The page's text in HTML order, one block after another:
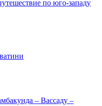
по юго-западу
– Вассаду –